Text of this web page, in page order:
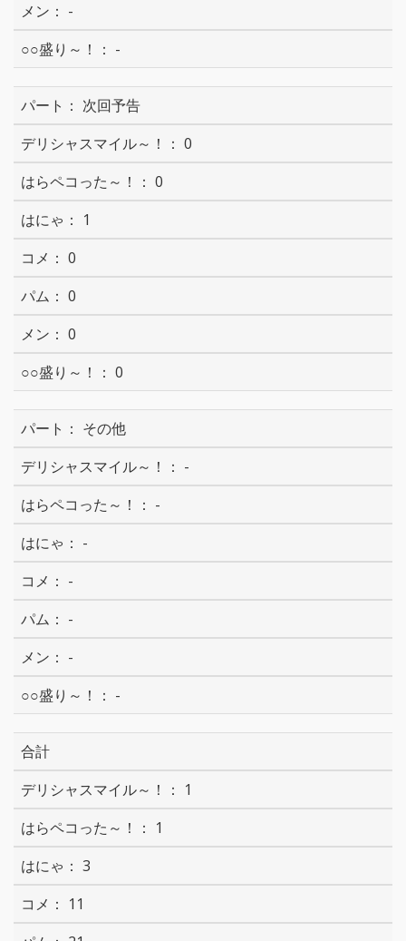
-
-
次回予告
0
0
1
0
0
0
0
その他
-
-
-
-
-
-
-
合計
1
1
3
11